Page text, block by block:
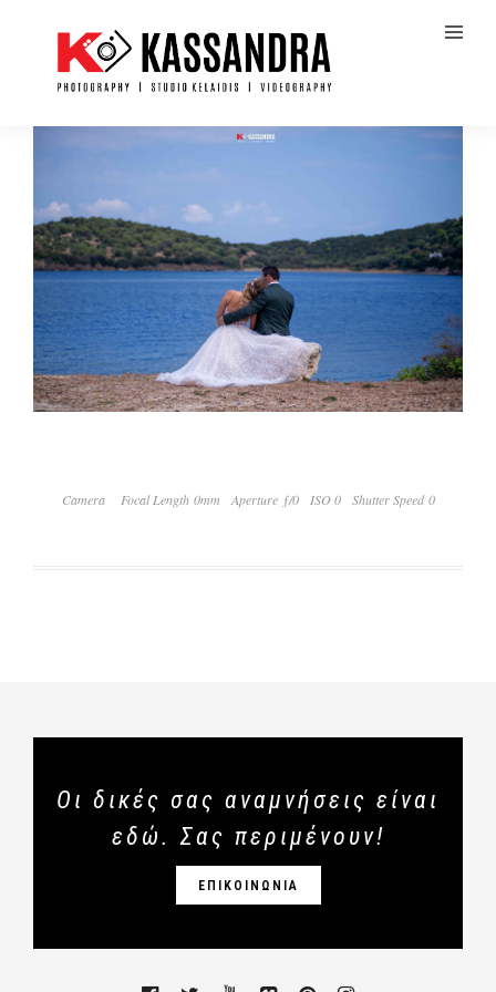
Camera Focal Length 0mm Aperture ƒ/0 ISO 0 Shutter Speed 0
Οι δικές σας αναμνήσεις είναι
εδώ. Σας περιμένουν!
ΕΠΙΚΟΙΝΩΝΙΑ